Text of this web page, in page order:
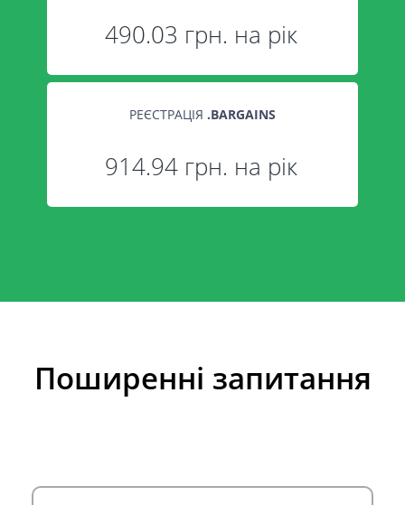
490.03 грн. на рік
РЕЄСТРАЦІЯ .BARGAINS
914.94 грн. на рік
Поширенні запитання